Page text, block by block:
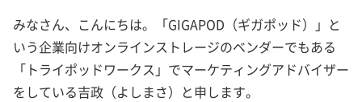
みなさん、こんにちは。「GIGAPOD（ギガポッド）」と
いう企業向けオンラインストレージのベンダーでもある
「トライポッドワークス」でマーケティングアドバイザー
をしている吉政（よしまさ）と申します。